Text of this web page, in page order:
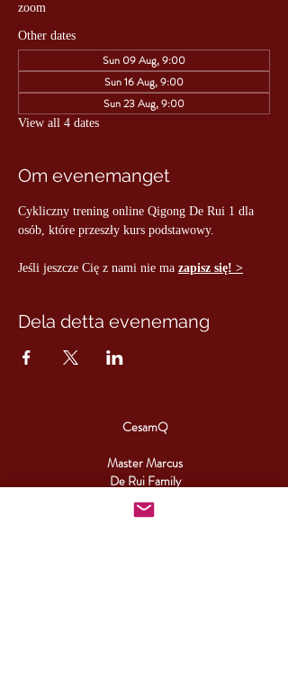
zoom
Other dates
Sun 09 Aug, 9:00
Sun 16 Aug, 9:00
Sun 23 Aug, 9:00
View all 4 dates
Om evenemanget
Cykliczny trening online Qigong De Rui 1 dla
osób, które przeszły kurs podstawowy.
Jeśli jeszcze Cię z nami nie ma zapisz się! >
Dela detta evenemang
CesamQ
Master Marcus
De Rui Family